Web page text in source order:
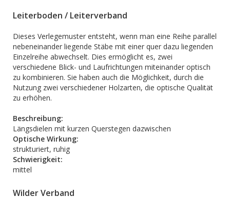
Leiterboden / Leiterverband
Dieses Verlegemuster entsteht, wenn man eine Reihe parallel
nebeneinander liegende Stäbe mit einer quer dazu liegenden
Einzelreihe abwechselt. Dies ermöglicht es, zwei
verschiedene Blick- und Laufrichtungen miteinander optisch
zu kombinieren. Sie haben auch die Möglichkeit, durch die
Nutzung zwei verschiedener Holzarten, die optische Qualität
zu erhöhen.
Beschreibung:
Längsdielen mit kurzen Querstegen dazwischen
Optische Wirkung:
strukturiert, ruhig
Schwierigkeit:
mittel
Wilder Verband